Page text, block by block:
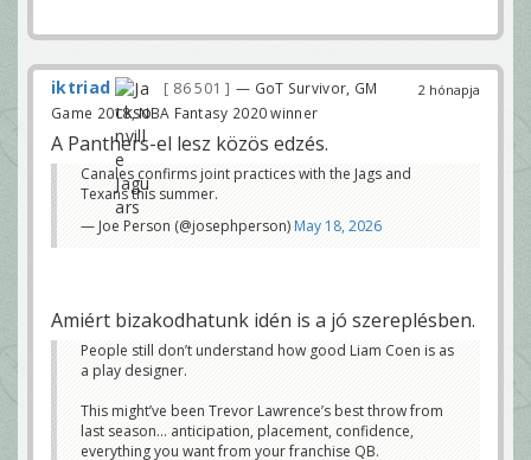
2 hónapja
iktriad 86 501
— GoT Survivor, GM
Game 2018, NBA Fantasy 2020 winner
A Panthers-el lesz közös edzés.
Canales confirms joint practices with the Jags and
Texans this summer.
— Joe Person (@josephperson)May 18, 2026
Amiért bizakodhatunk idén is a jó szereplésben.
People still don’t understand how good Liam Coen is as
a play designer.
This might’ve been Trevor Lawrence’s best throw from
last season… anticipation, placement, confidence,
everything you want from your franchise QB.